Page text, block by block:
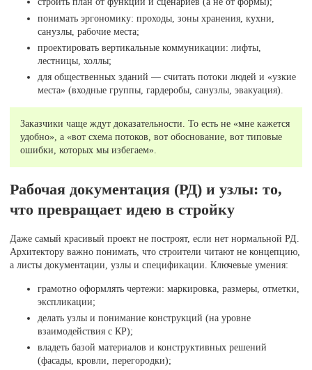
понимать эргономику: проходы, зоны хранения, кухни,
санузлы, рабочие места;
проектировать вертикальные коммуникации: лифты,
лестницы, холлы;
для общественных зданий — считать потоки людей и «узкие
места» (входные группы, гардеробы, санузлы, эвакуация).
Заказчики чаще ждут доказательности. То есть не «мне кажется
удобно», а «вот схема потоков, вот обоснование, вот типовые
ошибки, которых мы избегаем».
Рабочая документация (РД) и узлы: то,
что превращает идею в стройку
Даже самый красивый проект не построят, если нет нормальной РД.
Архитектору важно понимать, что строители читают не концепцию,
а листы документации, узлы и спецификации. Ключевые умения:
грамотно оформлять чертежи: маркировка, размеры, отметки,
экспликации;
делать узлы и понимание конструкций (на уровне
взаимодействия с КР);
владеть базой материалов и конструктивных решений
(фасады, кровли, перегородки);